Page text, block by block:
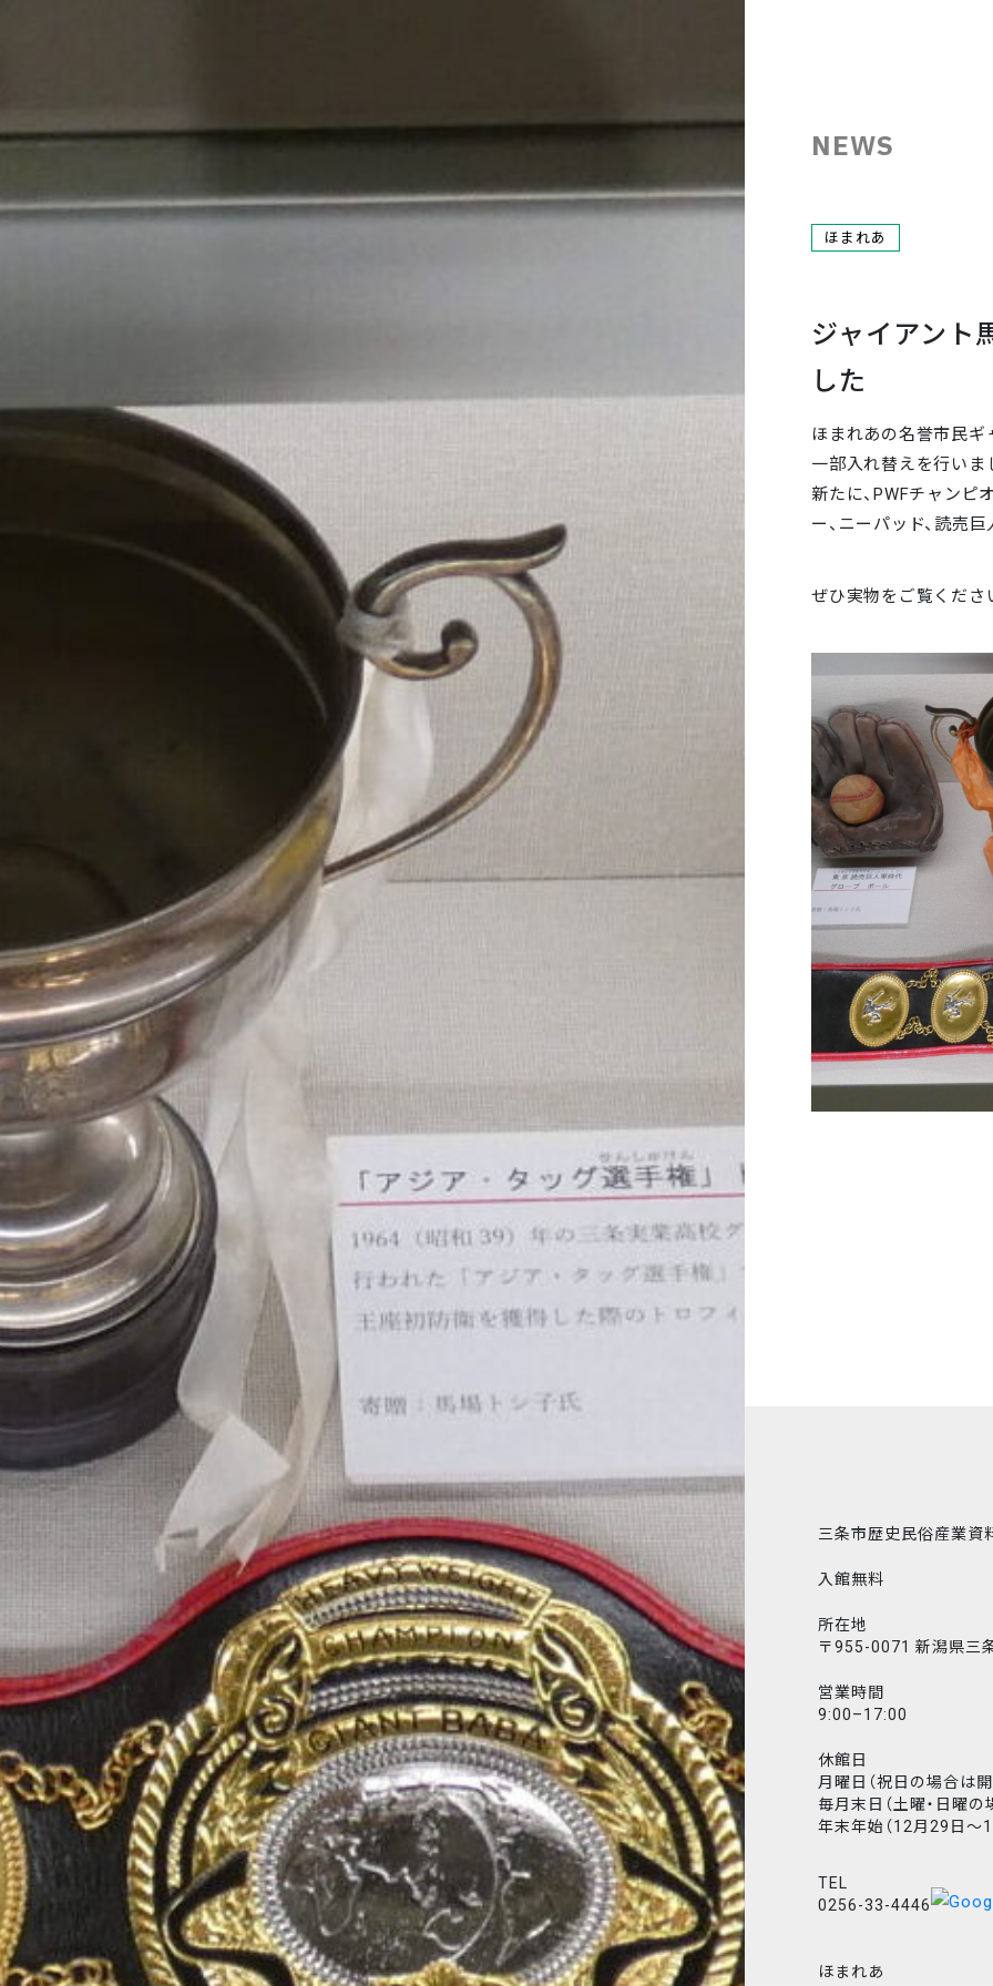
NEWS
ほまれあ
ジャイアント
した
ほまれあの名誉市民ギ
一部入れ替えを行いま
新たに、PWFチャンピ
ー、ニーパッド、読売
ぜひ実物をご覧くださ
三条市歴史民俗産業資
入館無料
所在地
〒955-0071 新潟県三
営業時間
9:00–17:00
休館日
月曜日（祝日の場合は開
毎月末日（土曜・日曜の
年末年始（12月29日〜1
TEL
0256-33-4446
ほまれあ